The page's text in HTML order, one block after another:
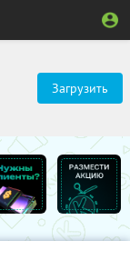
Загрузить